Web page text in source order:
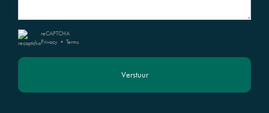
reCAPTCHA
Privacy • Terms
Verstuur